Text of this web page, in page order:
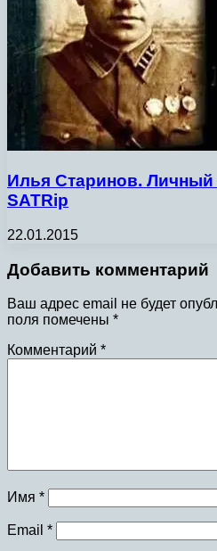
Илья Старинов. Личный
SATRip
22.01.2015
Добавить комментарий
Ваш адрес email не будет
поля помечены *
Комментарий *
Имя *
Email *